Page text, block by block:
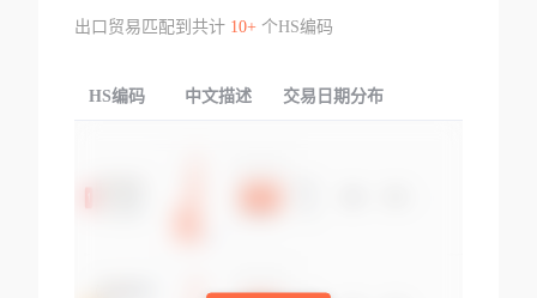
出口贸易匹配到共计 10+个HS编码
HS编码 中文描述 交易日期分布